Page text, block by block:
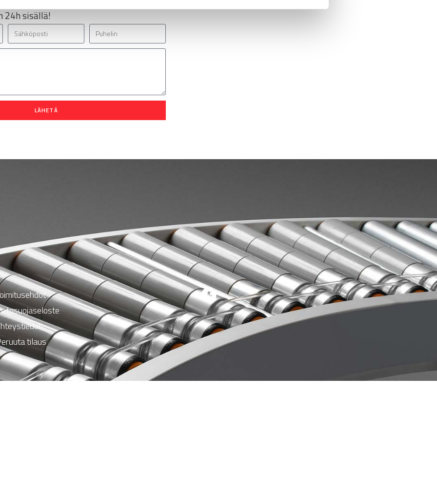
24h sisällä!
LÄHETÄ
tilaus